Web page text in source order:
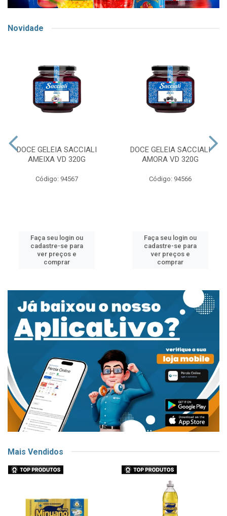
Novidade
DOCE GELEIA SACCIALI
AMEIXA VD 320G
Código: 94567
Faça seu login ou
cadastre-se para
ver preços e
comprar
DOCE GELEIA SACCIALI
AMORA VD 320G
Código: 94566
Faça seu login ou
cadastre-se para
ver preços e
comprar
Mais Vendidos